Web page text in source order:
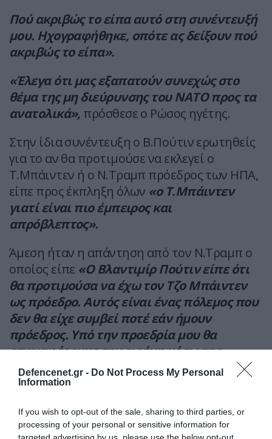
Defencenet.gr - Do Not Process My Personal
Information
If you wish to opt-out of the sale, sharing to third parties, or
processing of your personal or sensitive information for
targeted advertising by us, please use the below opt-out
Πού ακριβώς το είπα αυτό στη συνέντευξή
μου. Ηχογραφήθηκε, οπότε ας δείξουν πού
ακριβώς το είπα».
«Έλεγα ότι μας εξαπατούν συνεχώς στο
θέμα της μη διεύρυνσης του ΝΑΤΟ προς τα
ανατολικά», πρόσθεσε ο Ρώσος ηγέτης.
Στην ίδια συνέντευξη ο Β.Πούτιν ερωτηθείς
για το αν θα προτιμούσε να εκλεγεί ο
Τ.Μπάιντεν ή ο Ν.Τραμπ πρόεδρος των ΗΠΑ,
είπε προς έκπληξη όλων «ο Τ.Μπάιντεν
γιατί είναι πιο έμπειρος και
απρόβλεπτος».
Άμεση ήταν η απάντηση από τον Ν.Τραμπ ο
οποίος είπε «Ο Βλαντιμίρ Πούτιν είπε ότι
θα προτιμούσα να έχω τον Τζο Μπάιντεν
ως πρόεδρο. Αυτός είναι ένας πόλεμος που
δεν θα είχε συμβεί ποτέ εάν ήμουν
πρόεδρος. Υπό την προεδρία μου θα
επαναφέρουμε την ειρήνη μέσω της
δύναμης»!
Βλαντιμίρ Πούτιν ήταν πολύ έξυπνη και
στρατηγική.